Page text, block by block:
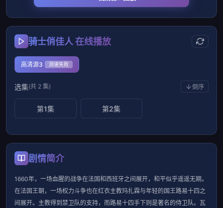
骑士俏佳人 在线播放
高清源3 测速失败
选集(共 2 集) 倒序
第1集 第2集
剧情简介
1660年，一场血腥的战争在法国和西班牙之间展开，和平似乎遥遥无期。
在法国王朝，一场权力斗争也在红衣主教玛扎霖与年轻的国王路易十四之
间展开。主教得到禁卫队的支持，而路易十四手下则是著名的侍卫队。瓦